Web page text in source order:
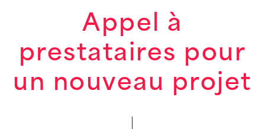
Appel à
prestataires pour
un nouveau projet